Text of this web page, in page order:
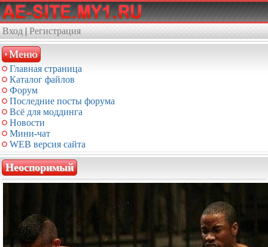
Вход | Регистрация
Меню
Главная страница
Каталог файлов
Форум
Последние посты форума
Всё для моддинга
Новости
Мини-чат
WEB версия сайта
Неоспоримый